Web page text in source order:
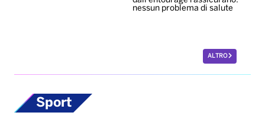
nessun problema di salute
ALTRO
Sport